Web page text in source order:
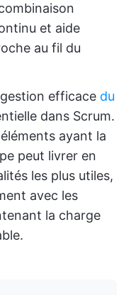
et aide
au fil du
efficace du
dans Scrum.
ayant la
peut livrer en
les plus utiles,
avec les
la charge